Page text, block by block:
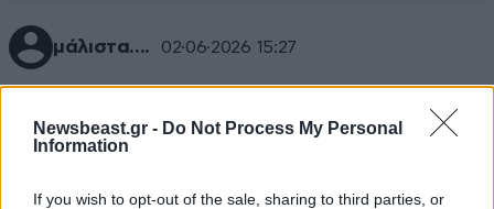
Newsbeast.gr - Do Not Process My Personal
Information
If you wish to opt-out of the sale, sharing to third parties, or
μάλιστα.... 02·06·2026 15:27
πολύ γούρι ο τσιπρας παλι δυο δυο φευγουν....
Απαντήστε